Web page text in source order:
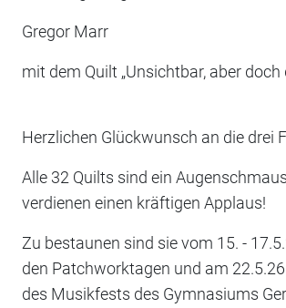
Gregor Marr
mit dem Quilt „Unsichtbar, aber doch
Herzlichen Glückwunsch an die drei
Alle 32 Quilts sind ein
verdienen einen kräftigen Applaus!
Zu bestaunen sind sie vom 15. -
den Patchworktagen und am
des Musikfests des Gymnasiums